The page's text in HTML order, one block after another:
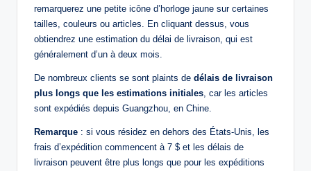
remarquerez une petite icône d’horloge jaune sur certaines
tailles, couleurs ou articles. En cliquant dessus, vous
obtiendrez une estimation du délai de livraison, qui est
généralement d’un à deux mois.
De nombreux clients se sont plaints de délais de livraison
plus longs que les estimations initiales , car les articles
sont expédiés depuis Guangzhou, en Chine.
Remarque : si vous résidez en dehors des États-Unis, les
frais d’expédition commencent à 7 $ et les délais de
livraison peuvent être plus longs que pour les expéditions